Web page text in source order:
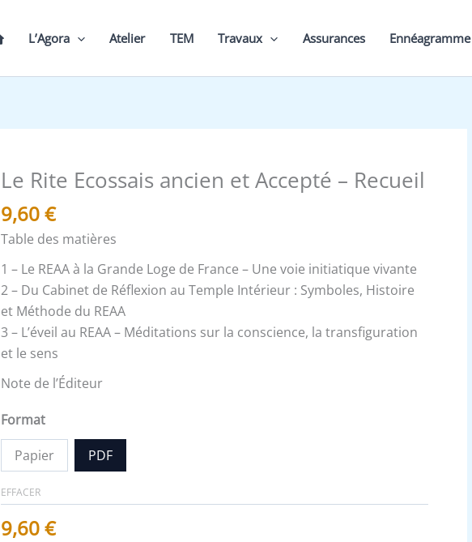
L’Agora Atelier TEM Travaux Assurances Ennéagramme
Le Rite Ecossais ancien et Accepté – Recueil
9,60€
Table des matières
1 – Le REAA à la Grande Loge de France – Une voie initiatique vivante
2 – Du Cabinet de Réflexion au Temple Intérieur : Symboles, Histoire
et Méthode du REAA
3 – L’éveil au REAA – Méditations sur la conscience, la transfiguration
et le sens
Note de l’Éditeur
Format
Papier PDF
EFFACER
9,60€
quantité
Le
Rite
Ecossais
ancien
et
Accepté